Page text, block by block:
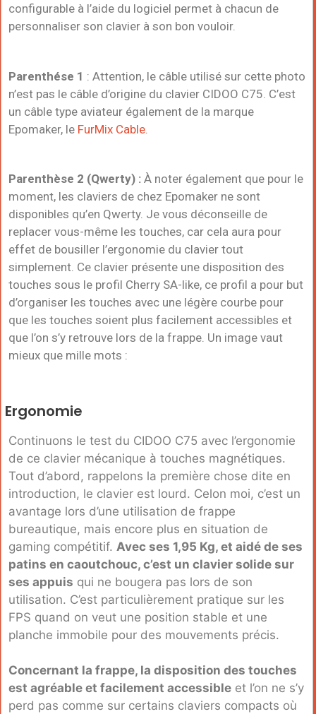
configurable à l’aide du logiciel permet à chacun de
personnaliser son clavier à son bon vouloir.
Parenthése 1 : Attention, le câble utilisé sur cette photo
n’est pas le câble d’origine du clavier CIDOO C75. C’est
un câble type aviateur également de la marque
Epomaker, le FurMix Cable
Parenthèse 2 (Qwerty) : À noter également que pour le
moment, les claviers de chez Epomaker ne sont
disponibles qu’en Qwerty. Je vous déconseille de
replacer vous-même les touches, car cela aura pour
effet de bousiller l’ergonomie du clavier tout
simplement. Ce clavier présente une disposition des
touches sous le profil Cherry SA-like, ce profil a pour but
d’organiser les touches avec une légère courbe pour
que les touches soient plus facilement accessibles et
que l’on s’y retrouve lors de la frappe. Un image vaut
mieux que mille mots :
Ergonomie
Continuons le test du CIDOO C75 avec l’ergonomie
de ce clavier mécanique à touches magnétiques.
Tout d’abord, rappelons la première chose dite en
introduction, le clavier est lourd. Celon moi, c’est un
avantage lors d’une utilisation de frappe
bureautique, mais encore plus en situation de
gaming compétitif. Avec ses 1,95 Kg, et aidé de ses
patins en caoutchouc, c’est un clavier solide sur
ses appuis qui ne bougera pas lors de son
utilisation. C’est particulièrement pratique sur les
FPS quand on veut une position stable et une
planche immobile pour des mouvements précis.
Concernant la frappe, la disposition des touches
est agréable et facilement accessible et l’on ne s’y
perd pas comme sur certains claviers compacts où